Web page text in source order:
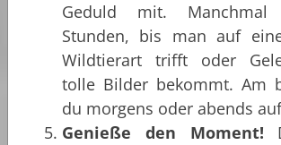
Geduld mit.
Stunden, bis man auf
Wildtierart trifft oder
tolle Bilder bekommt. Am
du morgens oder abends
Genieße den Moment!